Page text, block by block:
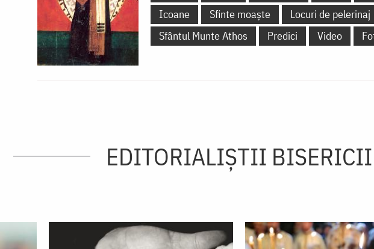
Icoane
Sfinte moaște
Locuri de pelerinaj
Sfântul Munte Athos
Predici Video
EDITORIALIȘTII BISERICII